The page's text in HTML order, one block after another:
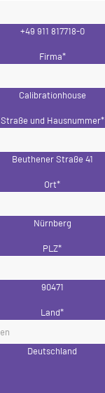
+49 911 817718-0
Firma*
Calibrationhouse
Straße und Hausnummer*
Beuthener Straße 41
Ort*
Nürnberg
PLZ*
90471
Land*
Deutschland